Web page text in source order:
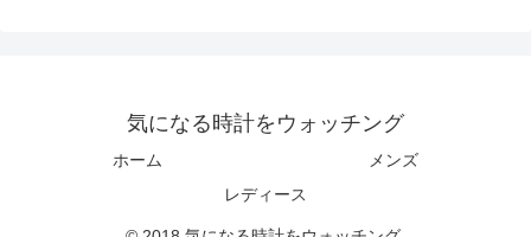
気になる時計をウォッチング
ホーム
メンズ
レディース